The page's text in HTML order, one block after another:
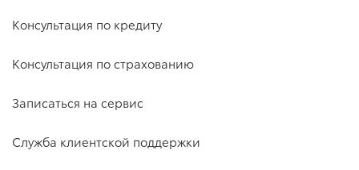
Консультация по кредиту
Консультация по страхованию
Записаться на сервис
Служба клиентской поддержки